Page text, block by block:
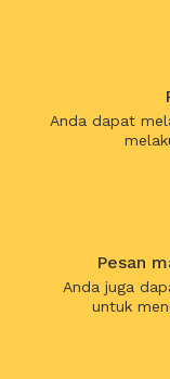
Anda dapat
Pesan
Anda juga
untuk